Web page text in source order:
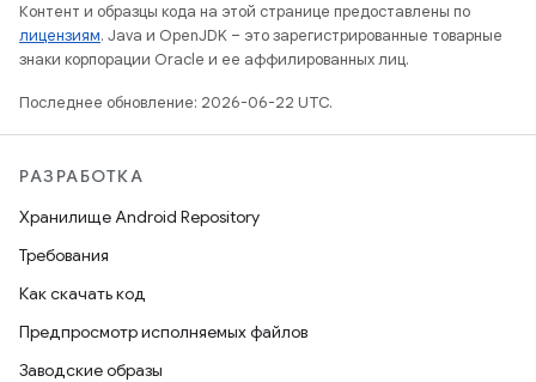
Контент и образцы кода на этой странице предоставлены по
лицензиям. Java и OpenJDK – это зарегистрированные товарные
знаки корпорации Oracle и ее аффилированных лиц.
Последнее обновление: 2026-06-22 UTC.
РАЗРАБОТКА
Хранилище Android Repository
Требования
Как скачать код
Предпросмотр исполняемых файлов
Заводские образы